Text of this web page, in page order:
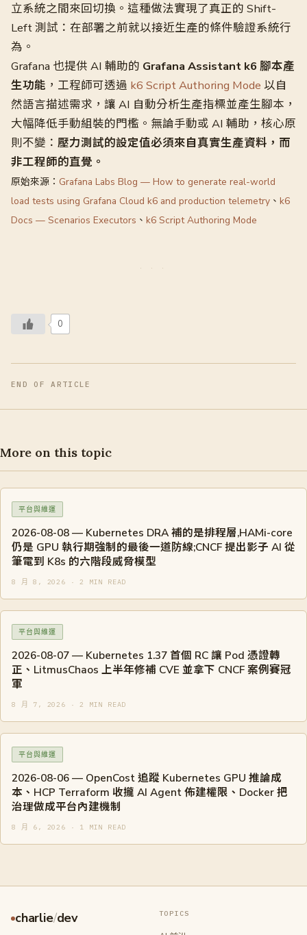
立系統之間來回切換。這種做法實現了真正的 Shift-
Left 測試：在部署之前就以接近生產的條件驗證系統行
為。
Grafana 也提供 AI 輔助的 Grafana Assistant k6 腳本產
生功能 ，工程師可透過 k6 Script Authoring Mode 以自
然語言描述需求，讓 AI 自動分析生產指標並產生腳本，
大幅降低手動組裝的門檻。無論手動或 AI 輔助，核心原
則不變： 壓力測試的設定值必須來自真實生產資料，而
非工程師的直覺。
原始來源： Grafana Labs Blog — How to generate real-world
load tests using Grafana Cloud k6 and production telemetry 、 k6
Docs — Scenarios Executors 、 k6 Script Authoring Mode
0
END OF ARTICLE
More on this topic
平台與維運
2026-08-08 — Kubernetes DRA 補的是排程層,HAMi-core
仍是 GPU 執行期強制的最後一道防線;CNCF 提出影子 AI 從
筆電到 K8s 的六階段威脅模型
8 月 8, 2026 · 2 MIN READ
平台與維運
2026-08-07 — Kubernetes 1.37 首個 RC 讓 Pod 憑證轉
正、LitmusChaos 上半年修補 CVE 並拿下 CNCF 案例賽冠
軍
8 月 7, 2026 · 2 MIN READ
平台與維運
2026-08-06 — OpenCost 追蹤 Kubernetes GPU 推論成
本、HCP Terraform 收攏 AI Agent 佈建權限、Docker 把
治理做成平台內建機制
8 月 6, 2026 · 1 MIN READ
charlie/dev TOPICS